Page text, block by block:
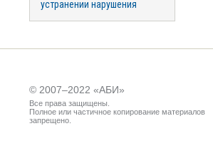
устранении нарушения
© 2007–2022 «АБИ»
Все права защищены.
Полное или частичное копирование материалов
запрещено.